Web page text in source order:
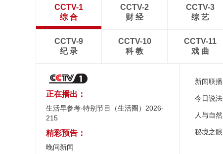
CCTV-1
综 合
CCTV-2
财 经
CCTV-3
综 艺
CCTV-9
纪 录
CCTV-10
科 教
CCTV-11
戏 曲
正在播出：
生活早参考-特别节目（生活圈）2026-
215
精彩预告：
晚间新闻
新闻联播
今日说法
人与自然
秘境之眼